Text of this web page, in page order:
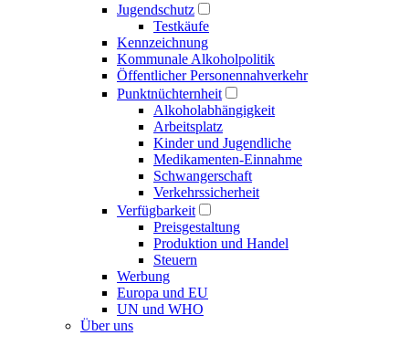
Jugendschutz
Testkäufe
Kennzeichnung
Kommunale Alkoholpolitik
Öffentlicher Personennahverkehr
Punktnüchternheit
Alkoholabhängigkeit
Arbeitsplatz
Kinder und Jugendliche
Medikamenten-Einnahme
Schwangerschaft
Verkehrssicherheit
Verfügbarkeit
Preisgestaltung
Produktion und Handel
Steuern
Werbung
Europa und EU
UN und WHO
Über uns